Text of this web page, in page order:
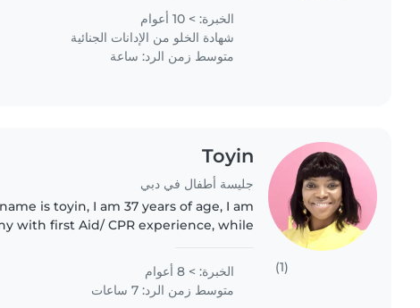
individual..
الخبرة: > 10 أعوام
شهادة الخلو من الإدانات الجنائية
متوسط زمن الرد: ساعة
(1)
Toyin
جليسة أطفال في دبي
with first Aid/ CPR experience, while
الخبرة: > 8 أعوام
متوسط زمن الرد: 7 ساعات